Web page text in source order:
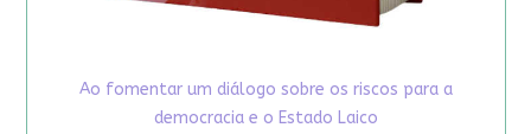
Ao fomentar um diálogo sobre os riscos para a
democracia e o Estado Laico